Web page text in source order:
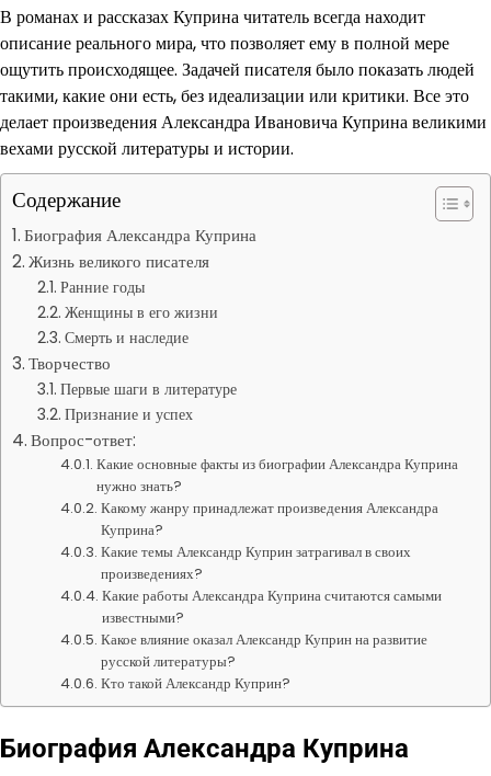
В романах и рассказах Куприна читатель всегда находит
описание реального мира, что позволяет ему в полной мере
ощутить происходящее. Задачей писателя было показать людей
такими, какие они есть, без идеализации или критики. Все это
делает произведения Александра Ивановича Куприна великими
вехами русской литературы и истории.
Содержание
Биография Александра Куприна
Жизнь великого писателя
Ранние годы
Женщины в его жизни
Смерть и наследие
Творчество
Первые шаги в литературе
Признание и успех
Вопрос-ответ:
Какие основные факты из биографии Александра Куприна
нужно знать?
Какому жанру принадлежат произведения Александра
Куприна?
Какие темы Александр Куприн затрагивал в своих
произведениях?
Какие работы Александра Куприна считаются самыми
известными?
Какое влияние оказал Александр Куприн на развитие
русской литературы?
Кто такой Александр Куприн?
Биография Александра Куприна